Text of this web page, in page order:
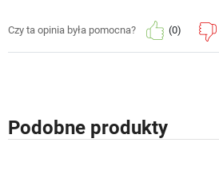
Czy ta opinia była pomocna? (0)
Podobne produkty